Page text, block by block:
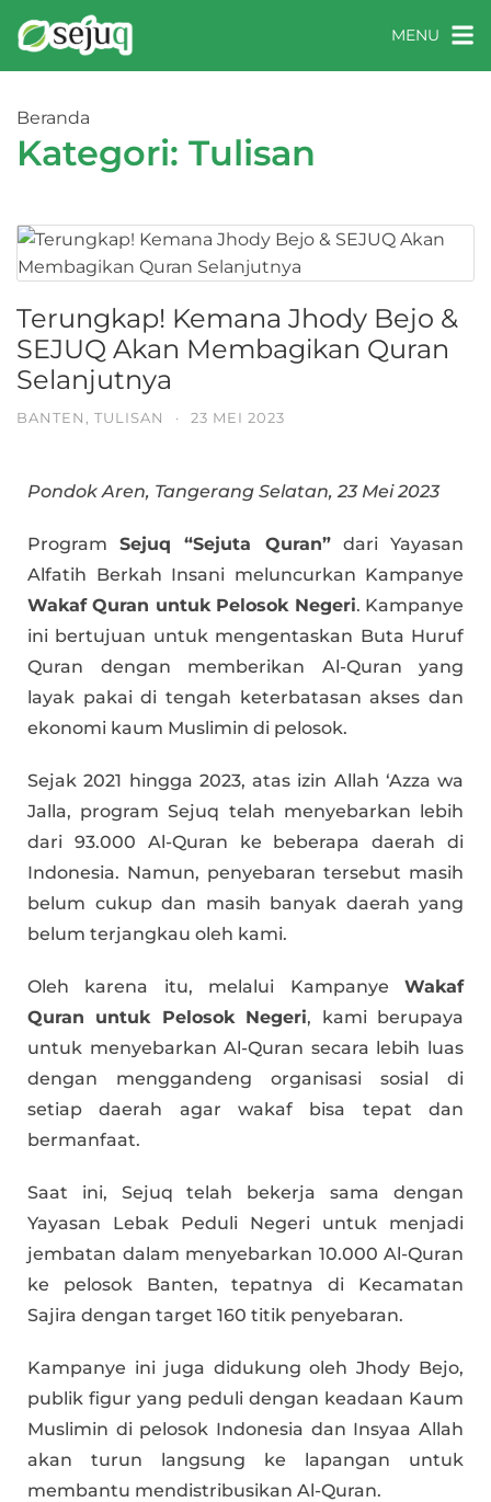
MENU
Beranda
Kategori: Tulisan
Terungkap! Kemana Jhody Bejo &
SEJUQ Akan Membagikan Quran
Selanjutnya
BANTEN , TULISAN · 23 MEI 2023
Pondok Aren, Tangerang Selatan, 23 Mei 2023
ProgramSejuq “Sejuta Quran”dari Yayasan
Alfatih Berkah Insani meluncurkan Kampanye
Wakaf Quran untuk Pelosok Negeri. Kampanye
ini bertujuan untuk mengentaskan Buta Huruf
Quran dengan memberikan Al-Quran yang
layak pakai di tengah keterbatasan akses dan
ekonomi kaum Muslimin di pelosok.
Sejak 2021 hingga 2023, atas izin Allah ‘Azza wa
Jalla, program Sejuq telah menyebarkan lebih
dari 93.000 Al-Quran ke beberapa daerah di
Indonesia. Namun, penyebaran tersebut masih
belum cukup dan masih banyak daerah yang
belum terjangkau oleh kami.
Oleh karena itu, melalui Kampanye Wakaf
Quran untuk Pelosok Negeri, kami berupaya
untuk menyebarkan Al-Quran secara lebih luas
dengan menggandeng organisasi sosial di
setiap daerah agar wakaf bisa tepat dan
bermanfaat.
Saat ini, Sejuq telah bekerja sama dengan
Yayasan Lebak Peduli Negeri untuk menjadi
jembatan dalam menyebarkan 10.000 Al-Quran
ke pelosok Banten, tepatnya di Kecamatan
Sajira dengan target 160 titik penyebaran.
Kampanye ini juga didukung oleh Jhody Bejo,
publik figur yang peduli dengan keadaan Kaum
Muslimin di pelosok Indonesia dan Insyaa Allah
akan turun langsung ke lapangan untuk
membantu mendistribusikan Al-Quran.